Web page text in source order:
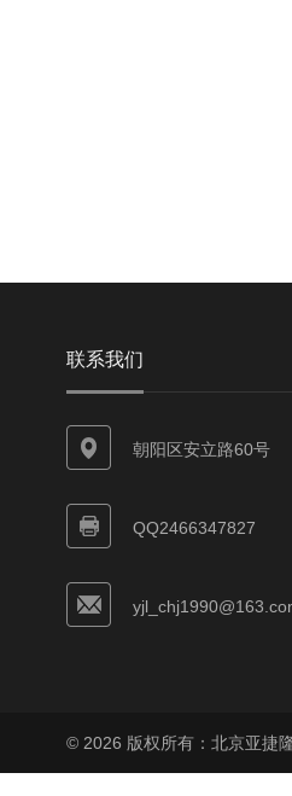
联系我们
朝阳区安立路60号
QQ2466347827
© 2026 版权所有：北京亚捷